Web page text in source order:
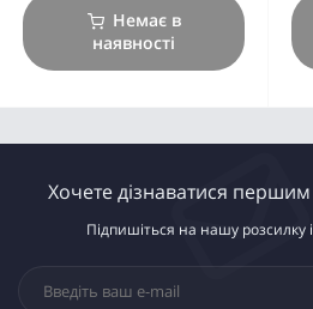
Немає в
наявності
Хочете дізнаватися першим
Підпишіться на нашу розсилку